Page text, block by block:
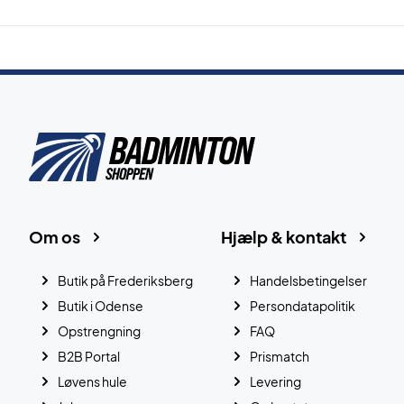
Hjælp & kontakt
Handelsbetingelser
Persondatapolitik
FAQ
Prismatch
Levering
Om os
Butik på Frederiksberg
Butik i Odense
Opstrengning
B2B Portal
Løvens hule